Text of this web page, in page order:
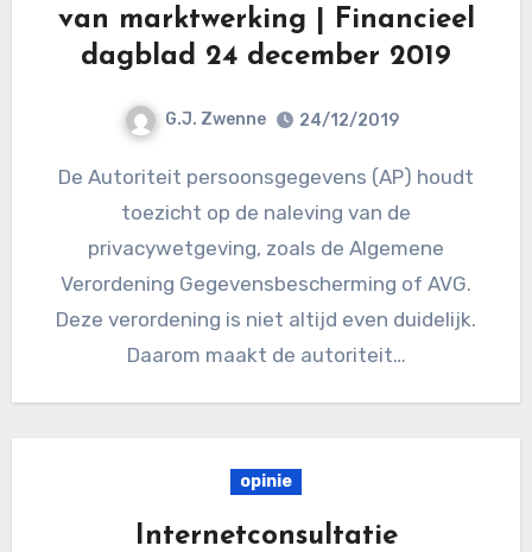
van marktwerking | Financieel
dagblad 24 december 2019
G.J. Zwenne 24/12/2019
De Autoriteit persoonsgegevens (AP) houdt
toezicht op de naleving van de
privacywetgeving, zoals de Algemene
Verordening Gegevensbescherming of AVG.
Deze verordening is niet altijd even duidelijk.
Daarom maakt de autoriteit…
opinie
Internetconsultatie